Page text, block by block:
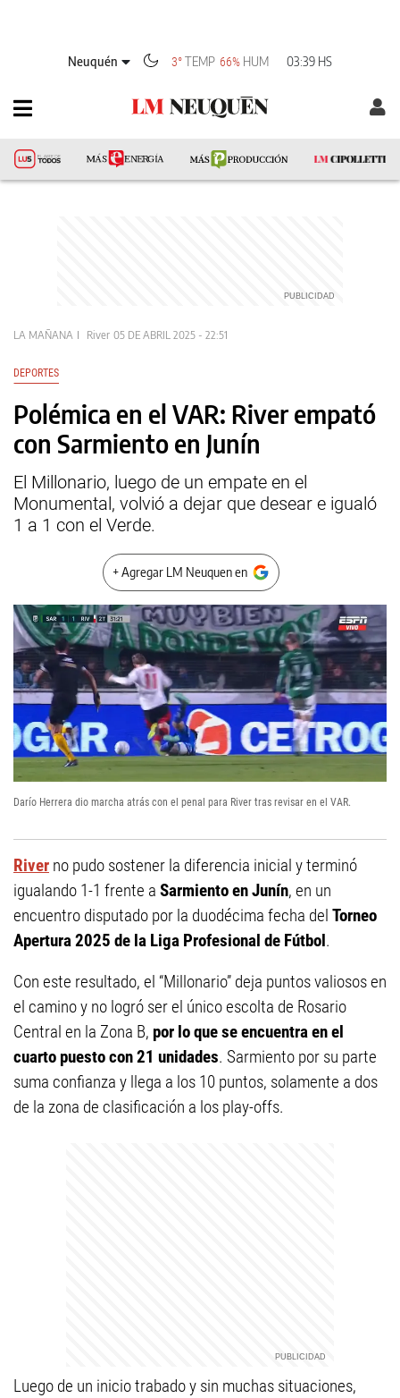
Neuquén 3° TEMP 66% HUM 03:39 HS
LA MAÑANA River 05 DE ABRIL 2025 - 22:51
DEPORTES
Polémica en el VAR: River empató
con Sarmiento en Junín
El Millonario, luego de un empate en el
Monumental, volvió a dejar que desear e igualó
1 a 1 con el Verde.
+ Agregar LM Neuquen en
Darío Herrera dio marcha atrás con el penal para River tras revisar en el VAR.
River no pudo sostener la diferencia inicial y terminó
igualando 1-1 frente a Sarmiento en Junín, en un
encuentro disputado por la duodécima fecha del Torneo
Apertura 2025 de la Liga Profesional de Fútbol.
Con este resultado, el “Millonario” deja puntos valiosos en
el camino y no logró ser el único escolta de Rosario
Central en la Zona B, por lo que se encuentra en el
cuarto puesto con 21 unidades. Sarmiento por su parte
suma confianza y llega a los 10 puntos, solamente a dos
de la zona de clasificación a los play-offs.
Luego de un inicio trabado y sin muchas situaciones,